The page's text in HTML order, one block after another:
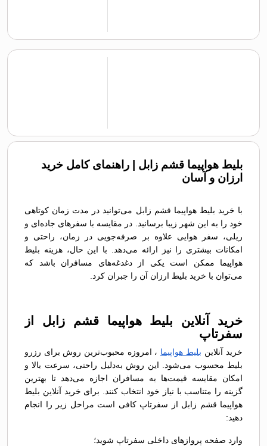
بلیط هواپیما قشم زابل | راهنمای کامل خرید
ارزان و آسان
با خرید بلیط هواپیما قشم زابل می‌توانید در مدت زمان کوتاهی
خود را به این شهر زیبا برسانید. در مقایسه با سفرهای جاده‌ای و
ریلی، سفر هوایی علاوه بر صرفه‌جویی در زمان، راحتی و
امکانات بیشتری را نیز ارائه می‌دهد. با این حال، هزینه بلیط
هواپیما ممکن است یکی از دغدغه‌های مسافران باشد که
می‌توان با خرید بلیط ارزان آن را جبران کرد.
خرید آنلاین بلیط هواپیما قشم زابل از
سفرتاپ
خرید آنلاین بلیط هواپیما ، امروزه محبوب‌ترین روش برای رزرو
بلیط محسوب می‌شود. این روش به‌دلیل راحتی، سرعت بالا و
امکان مقایسه قیمت‌ها به مسافران اجازه می‌دهد تا بهترین
گزینه را متناسب با نیاز خود انتخاب کنند. برای خرید آنلاین بلیط
هواپیما قشم زابل از سفرتاپ کافی است مراحل زیر را انجام
دهید:
وارد صفحه پروازهای داخلی سفرتاپ شوید؛